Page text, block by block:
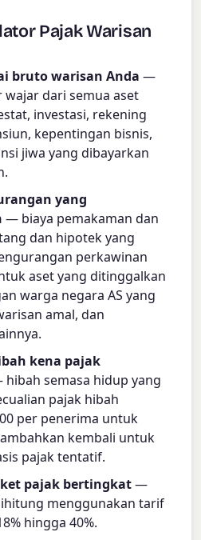
Pajak Warisan
bruto warisan Anda —
dari semua aset
investasi, rekening
kepentingan bisnis,
jiwa yang dibayarkan
yang
— biaya pemakaman dan
dan hipotek yang
perkawinan
aset yang ditinggalkan
warga negara AS yang
amal, dan
kena pajak
semasa hidup yang
pajak hibah
per penerima untuk
kembali untuk
pajak tentatif.
pajak bertingkat—
menggunakan tarif
hingga 40%.